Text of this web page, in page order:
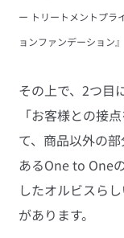
ー トリートメントプラ
ョンファンデーション』
その上で、2つ目
「お客様との接
て、商品以外の
あるOne to One
したオルビスら
があります。